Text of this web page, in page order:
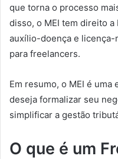
que torna o processo
disso, o MEI tem direito
auxílio-doença e licença-
para freelancers.
Em resumo, o MEI é
deseja formalizar seu
simplificar a gestão
O que é um